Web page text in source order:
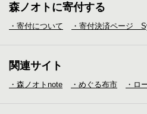
森ノオトに寄付する
・寄付について ・寄付決済ページ
関連サイト
・森ノオトnote ・めぐる布市 ・ロ